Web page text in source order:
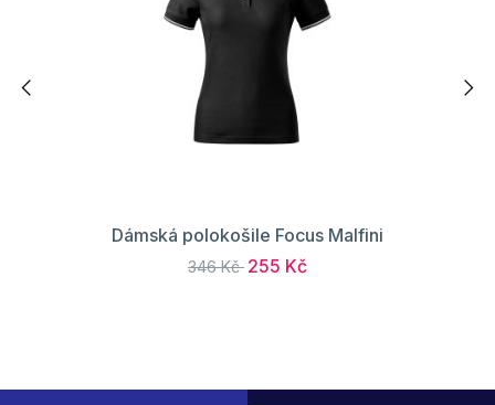
Dámská polokošile Focus Malfini
346 Kč 255 Kč